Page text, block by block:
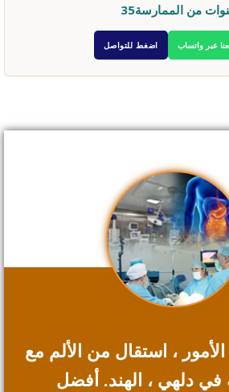
من الممارسة
اضغط للتواصل عبر واتساب
، استقال من الألم مع
في دلهي ، الهند. أفضل